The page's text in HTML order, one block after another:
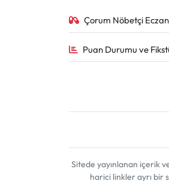
Çorum Nöbetçi
Puan Durumu ve
Sitede yayınlanan içerik
harici linkler ayrı bir